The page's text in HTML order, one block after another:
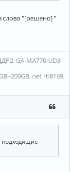
слово "[решено] "
GA-MA770-UD3
net rtl8169,
подходящие